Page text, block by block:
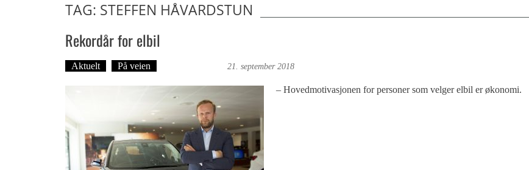
TAG: STEFFEN HÅVARDSTUN
Rekordår for elbil
Aktuelt På veien 21. september 2018
– Hovedmotivasjonen for personer som velger elbil er økonomi.